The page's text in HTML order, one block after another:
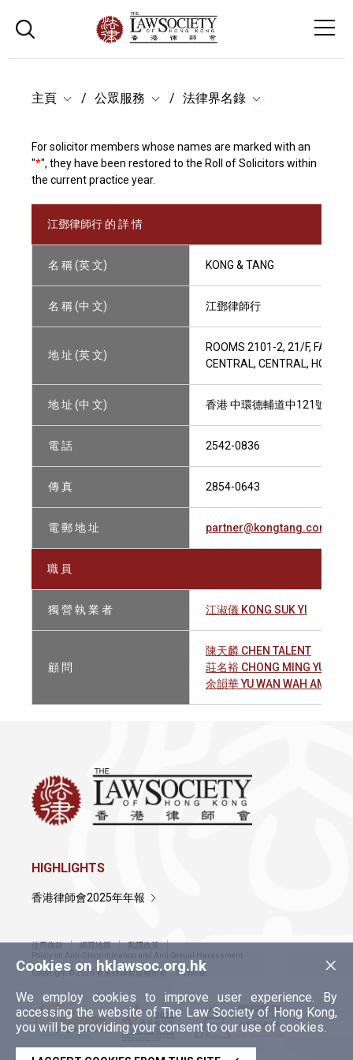
主頁 公眾服務 法律界名錄
For solicitor members whose names are marked with an
"*", they have been restored to the Roll of Solicitors within
the current practice year.
江鄧律師行 的 詳 情
名 稱 (英 文) KONG & TANG
名 稱 (中 文) 江鄧律師行
地 址 (英 文)
ROOMS 2101-2, 21/F, FAR
CENTRAL, CENTRAL, HONG
地 址 (中 文) 香港 中環德輔道中121號 遠
電 話 2542-0836
傳 真 2854-0643
電 郵 地 址 partner@kongtang.com.hk
職 員
獨 營 執 業 者 江淑儀 KONG SUK YI
顧 問
陳天麟 CHEN TALENT
莊名裕 CHONG MING YU
余韻華 YU WAN WAH
×
Cookies on hklawsoc.org.hk
We employ cookies to improve user experience. By
accessing the website of The Law Society of Hong Kong,
you will be providing your consent to our use of cookies.
HIGHLIGHTS
香港律師會2025年年報
使用條款 網頁地圖
私隱政策
Policy on Anti-Discrimination and Anti-Sexual Harassment
Copyright © 2026 香港律師會版權所有，不得轉載